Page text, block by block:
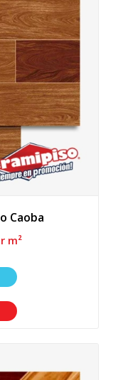
Caoba
m²